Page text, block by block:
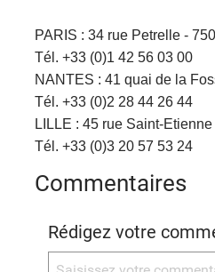
PARIS : 34 rue Petrelle -
Tél. +33 (0)1 42 56 03 00
NANTES : 41 quai de la
Tél. +33 (0)2 28 44 26 44
LILLE : 45 rue Saint-
Tél. +33 (0)3 20 57 53 24
Commentaires
Rédigez votre